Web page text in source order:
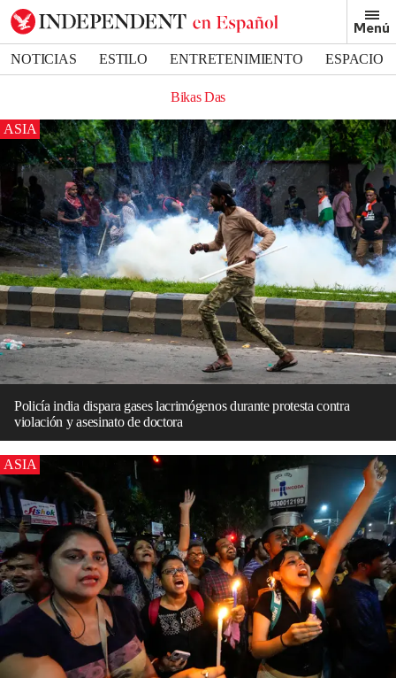
Menú
NOTICIAS ESTILO ENTRETENIMIENTO
ESPACIO
Bikas Das
ASIA
Policía india dispara gases lacrimógenos durante protesta contra
violación y asesinato de doctora
ASIA